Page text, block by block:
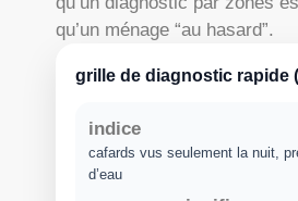
qu’un ménage “au hasard”.
grille de diagnostic rapide
indice
cafards vus seulement la nuit,
d’eau